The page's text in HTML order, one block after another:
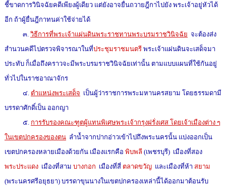
ชี้ขาดการวินิจฉัยคดีเพียงผู้เดียว แต่ยังอาจยื่นถวายฎีกาไปยัง พระเจ้าอยู่หัวได้
อีก ถ้าผู้ยื่นฎีกาทนค่าใช้จ่ายได้
๓. วิธีการที่พระเจ้าแผ่นดินพระราชทานพระบรมราชวินิจฉัย จะต้องส่ง
สำนวนคดีไปตรวจพิจารณาในทประชุมราชมนตรี พระเจ้าแผ่นดินจะเสด็จมา
ประทับ ก็เมื่อถึงคราวจะมีพระบรมราชวินิจฉัยเท่านั้น ตามแบบแผนที่ใช้กันอยู่
ทั่วไปในราชอาณาจักร
๔. ตำแหน่งพระเสด็จ เป็นผู้ว่าราชการพระมหานครสยาม โดยธรรมดามี
บรรดาศักดิ์เป็น ออกญา
๕. การรับรองคณะฑูตผู้แทนพิเศษพระเจ้ากรุงฝรั่งเศส โดยเจ้าเมืองต่าง ๆ
ในเขตปกครองของตน ลำน้ำจากปากอ่าวเข้าไปถึงพระนครนั้น แบ่งออกเป็น
เขตปกครองหลายเมืองด้วยกัน เมืองแรกคือ พิบพลี (เพชรบุรี) เมืองที่สอง
พระประแดงเมืองที่สาม บางกอก เมืองที่สี่ ตลาดขวัญและเมืองที่ห้า สยาม
(พระนครศรีอยุธยา) บรรดาขุนนางในเขตปกครองเหล่านี้ได้ออกมาต้อนรับ